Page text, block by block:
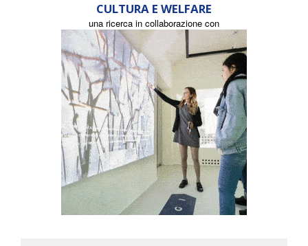
CULTURA E WELFARE
una ricerca in collaborazione con